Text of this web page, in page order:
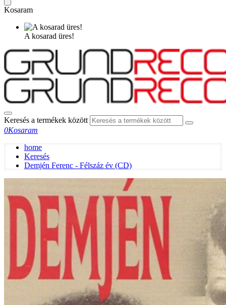
Kosaram
A kosarad üres!
Keresés a termékek között
0Kosaram
home
Keresés
Demjén Ferenc - Félszáz év (CD)